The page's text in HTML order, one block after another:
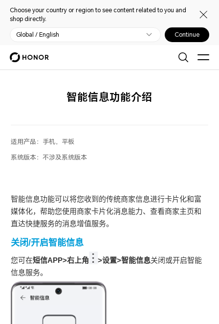
Choose your country or region to see content related to you and
shop directly.
Global / English Continue
智能信息功能介绍
适用产品： 手机，平板
系统版本：不涉及系统版本
智能信息功能可以将您收到的传统商家信息进行卡片化和富
媒体化，帮助您使用商家卡片化消息能力、查看商家主页和
直达快捷服务的消息增值服务。
关闭/开启智能信息
您可在短信APP>右上角 >设置>智能信息关闭或开启智能
信息服务。